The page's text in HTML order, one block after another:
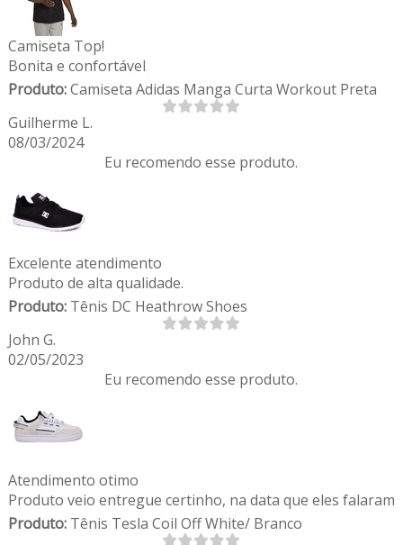
Camiseta Top!
Bonita e confortável
Produto:Camiseta Adidas Manga Curta Workout Preta
Guilherme L.
08/03/2024
Eu recomendo esse produto.
Excelente atendimento
Produto de alta qualidade.
Produto:Tênis DC Heathrow Shoes
John G.
02/05/2023
Eu recomendo esse produto.
Atendimento otimo
Produto veio entregue certinho, na data que eles falaram
Produto:Tênis Tesla Coil Off White/ Branco